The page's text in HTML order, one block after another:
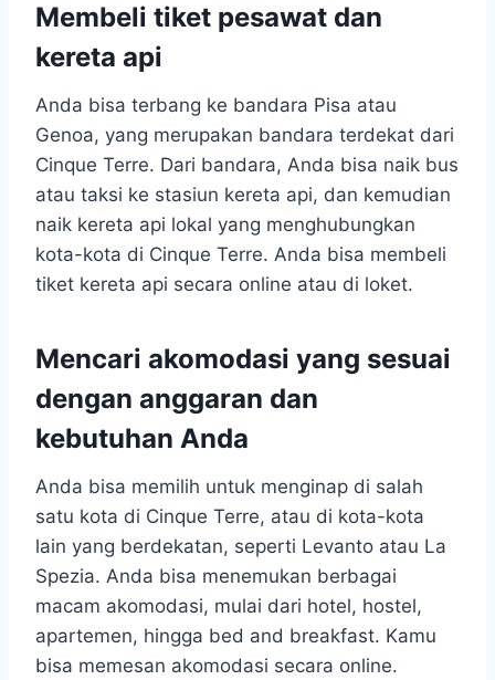
Membeli tiket pesawat dan
kereta api
Anda bisa terbang ke bandara Pisa atau
Genoa, yang merupakan bandara terdekat dari
Cinque Terre. Dari bandara, Anda bisa naik bus
atau taksi ke stasiun kereta api, dan kemudian
naik kereta api lokal yang menghubungkan
kota-kota di Cinque Terre. Anda bisa membeli
tiket kereta api secara online atau di loket.
Mencari akomodasi yang sesuai
dengan anggaran dan
kebutuhan Anda
Anda bisa memilih untuk menginap di salah
satu kota di Cinque Terre, atau di kota-kota
lain yang berdekatan, seperti Levanto atau La
Spezia. Anda bisa menemukan berbagai
macam akomodasi, mulai dari hotel, hostel,
apartemen, hingga bed and breakfast. Kamu
bisa memesan akomodasi secara online.